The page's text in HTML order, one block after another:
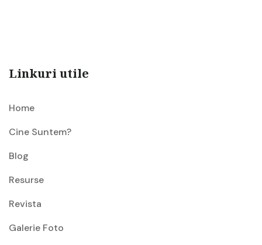
Linkuri utile
Home
Cine Suntem?
Blog
Resurse
Revista
Galerie Foto